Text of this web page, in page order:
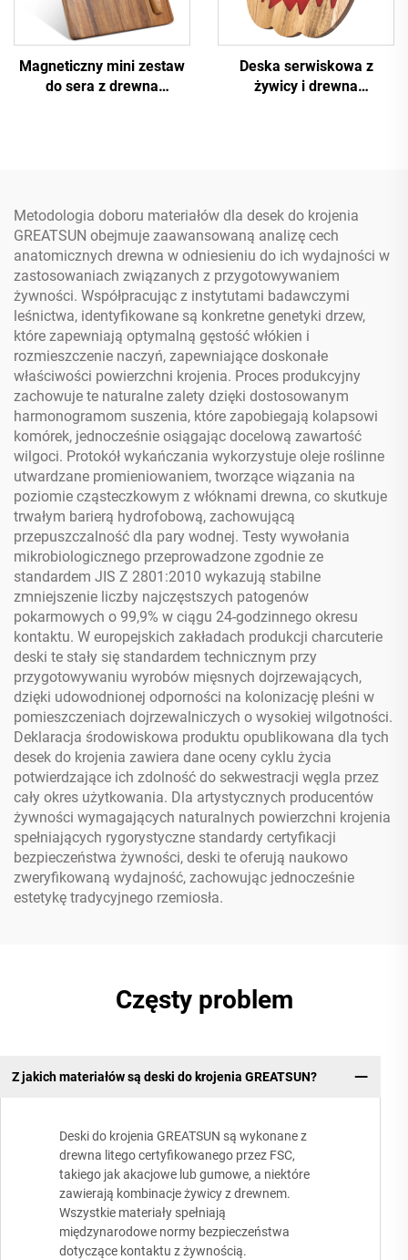
Magneticzny mini zestaw
do sera z drewna
Deska serwiskowa z
żywicy i drewna
Metodologia doboru materiałów dla desek do krojenia
GREATSUN obejmuje zaawansowaną analizę cech
anatomicznych drewna w odniesieniu do ich wydajności w
zastosowaniach związanych z przygotowywaniem
żywności. Współpracując z instytutami badawczymi
leśnictwa, identyfikowane są konkretne genetyki drzew,
które zapewniają optymalną gęstość włókien i
rozmieszczenie naczyń, zapewniające doskonałe
właściwości powierzchni krojenia. Proces produkcyjny
zachowuje te naturalne zalety dzięki dostosowanym
harmonogramom suszenia, które zapobiegają kolapsowi
komórek, jednocześnie osiągając docelową zawartość
wilgoci. Protokół wykańczania wykorzystuje oleje roślinne
utwardzane promieniowaniem, tworzące wiązania na
poziomie cząsteczkowym z włóknami drewna, co skutkuje
trwałym barierą hydrofobową, zachowującą
przepuszczalność dla pary wodnej. Testy wywołania
mikrobiologicznego przeprowadzone zgodnie ze
standardem JIS Z 2801:2010 wykazują stabilne
zmniejszenie liczby najczęstszych patogenów
pokarmowych o 99,9% w ciągu 24-godzinnego okresu
kontaktu. W europejskich zakładach produkcji charcuterie
deski te stały się standardem technicznym przy
przygotowywaniu wyrobów mięsnych dojrzewających,
dzięki udowodnionej odporności na kolonizację pleśni w
pomieszczeniach dojrzewalniczych o wysokiej wilgotności.
Deklaracja środowiskowa produktu opublikowana dla tych
desek do krojenia zawiera dane oceny cyklu życia
potwierdzające ich zdolność do sekwestracji węgla przez
cały okres użytkowania. Dla artystycznych producentów
żywności wymagających naturalnych powierzchni krojenia
spełniających rygorystyczne standardy certyfikacji
bezpieczeństwa żywności, deski te oferują naukowo
zweryfikowaną wydajność, zachowując jednocześnie
estetykę tradycyjnego rzemiosła.
Częsty problem
Z jakich materiałów są deski do krojenia GREATSUN?
Deski do krojenia GREATSUN są wykonane z
drewna litego certyfikowanego przez FSC,
takiego jak akacjowe lub gumowe, a niektóre
zawierają kombinacje żywicy z drewnem.
Wszystkie materiały spełniają
międzynarodowe normy bezpieczeństwa
dotyczące kontaktu z żywnością.